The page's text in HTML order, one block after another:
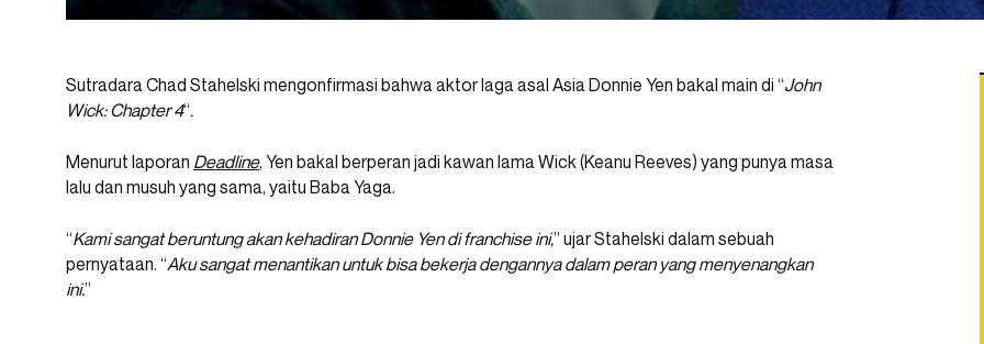
Sutradara Chad Stahelski mengonfirmasi bahwa aktor laga asal Asia Donnie Yen bakal main di “John
Wick: Chapter 4“.
Menurut laporan Deadline, Yen bakal berperan jadi kawan lama Wick (Keanu Reeves) yang punya masa
lalu dan musuh yang sama, yaitu Baba Yaga.
“Kami sangat beruntung akan kehadiran Donnie Yen di franchise ini,” ujar Stahelski dalam sebuah
pernyataan. “Aku sangat menantikan untuk bisa bekerja dengannya dalam peran yang menyenangkan
ini.”